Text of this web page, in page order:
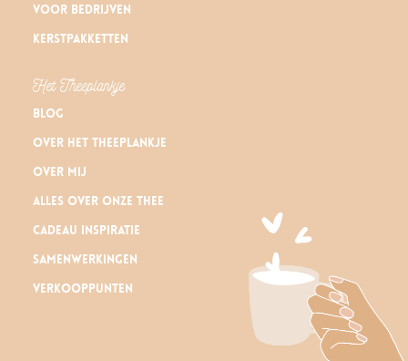
Voor bedrijven
Kerstpakketten
Het Theeplankje
Blog
Over Het Theeplankje
Over mij
Alles over onze thee
Cadeau inspiratie
Samenwerkingen
Verkooppunten